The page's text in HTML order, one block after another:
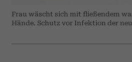
Frau wäscht sich mit fließendem
Hände. Schutz vor Infektion der